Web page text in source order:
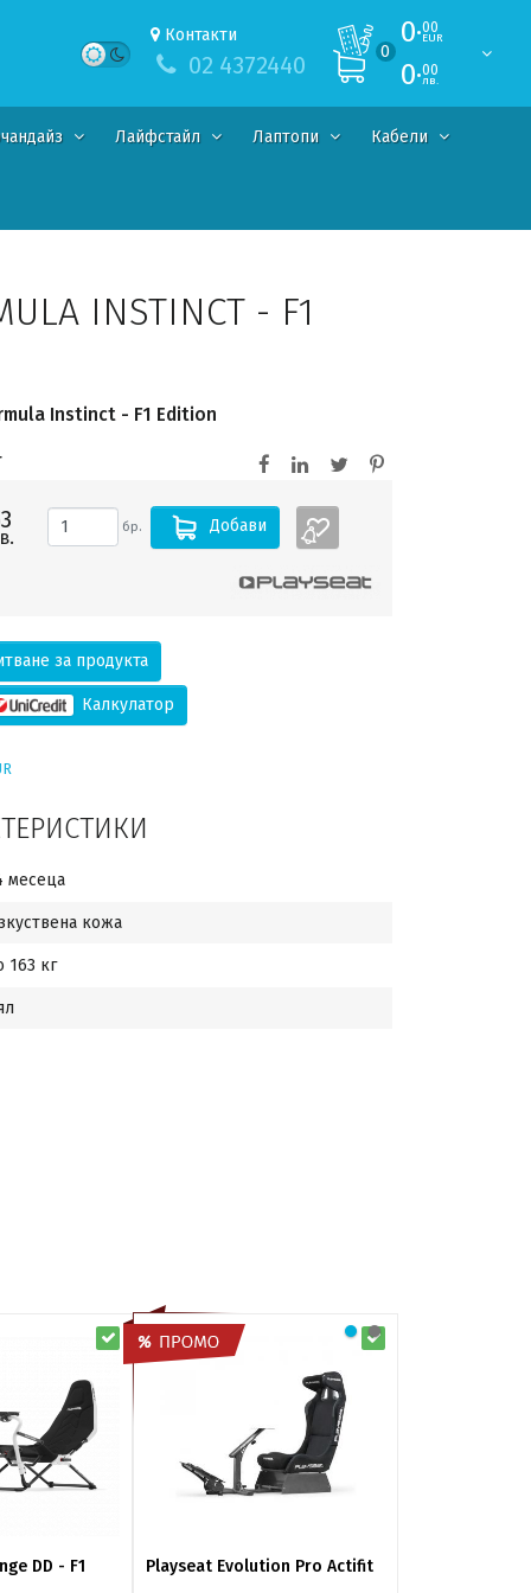
Контакти
02 4372440 0
0·00
EUR
0·00
лв.
Лайфстайл Лаптопи Кабели
INSTINCT - F1
Instinct - F1 Edition
бр. Добави
за продукта
Калкулатор
месеца
кожа
163 кг
DD - F1
Playseat Evolution Pro Actifit